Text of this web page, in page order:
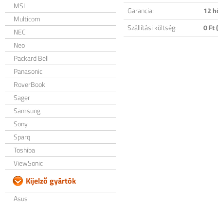
MSI
Multicom
NEC
Neo
Packard Bell
Panasonic
RoverBook
Sager
Samsung
Sony
Sparq
Toshiba
ViewSonic
Kijelző gyártók
Asus
Garancia:
12
Szállítási költség:
0 Ft